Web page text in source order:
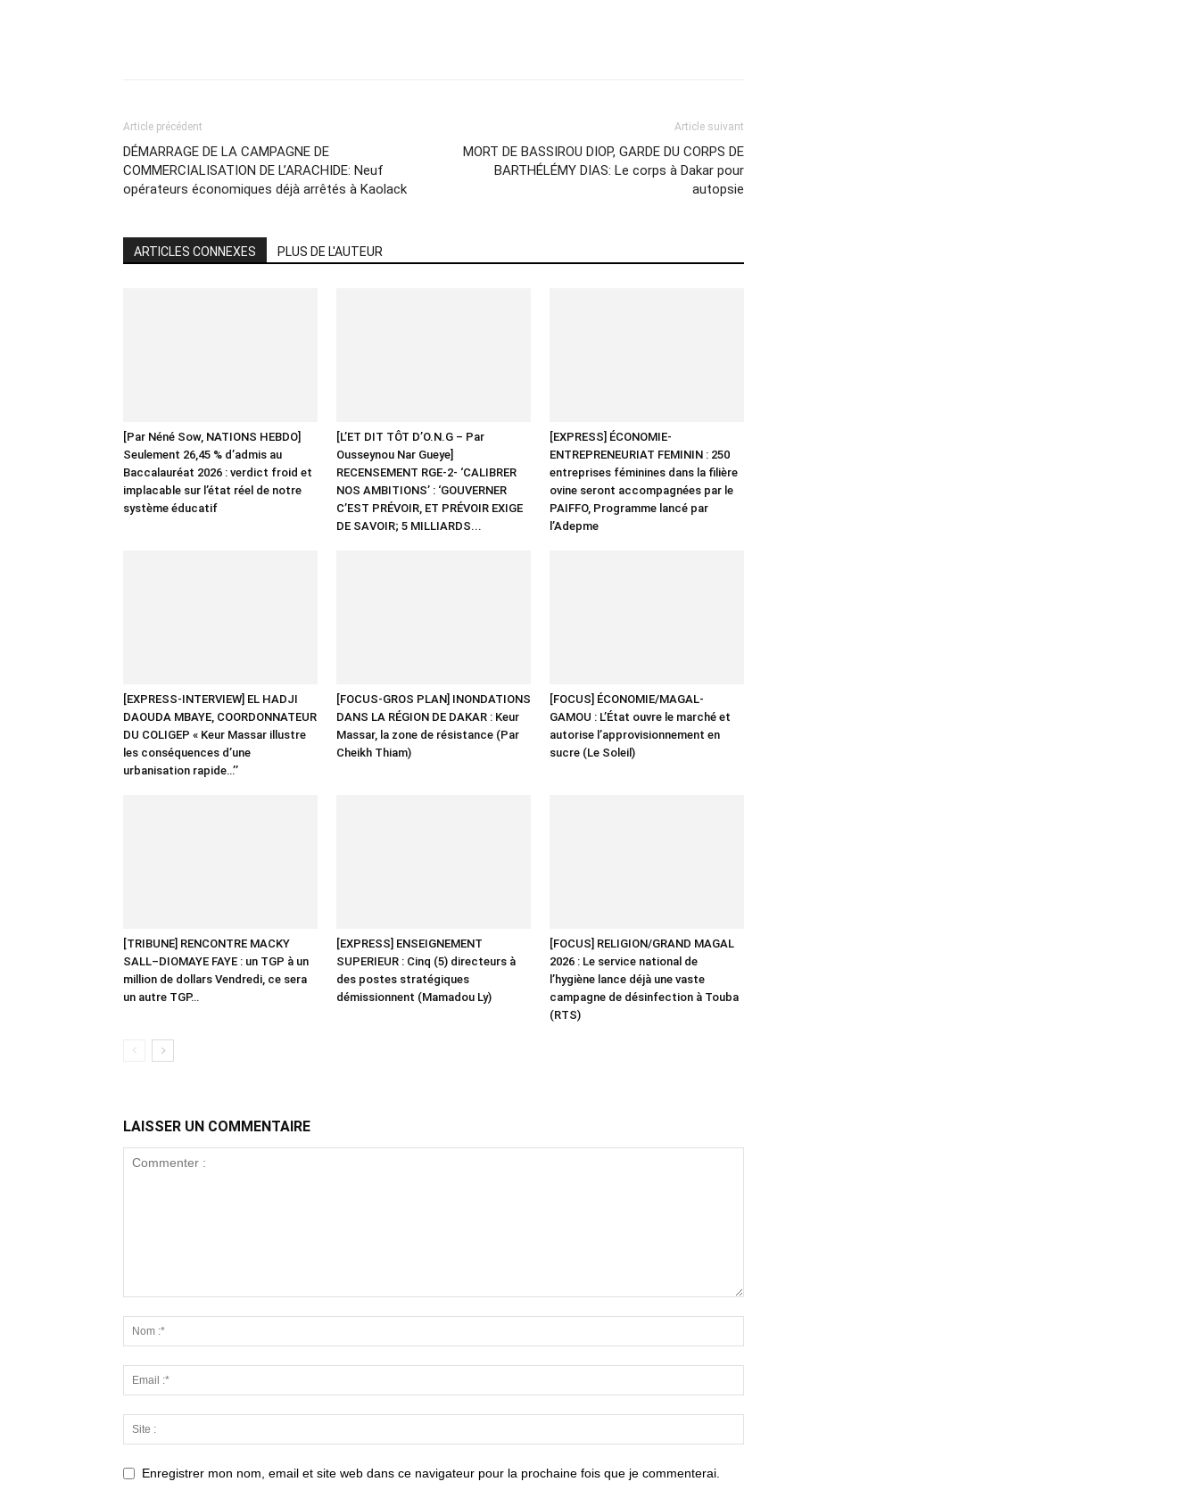
Article précédent
DÉMARRAGE DE LA CAMPAGNE DE
COMMERCIALISATION DE L’ARACHIDE: Neuf
opérateurs économiques déjà arrêtés à Kaolack
Article suivant
MORT DE BASSIROU DIOP, GARDE DU CORPS DE
BARTHÉLÉMY DIAS: Le corps à Dakar pour
autopsie
ARTICLES CONNEXES PLUS DE L'AUTEUR
[Par Néné Sow, NATIONS HEBDO]
Seulement 26,45 % d’admis au
Baccalauréat 2026 : verdict froid et
implacable sur l’état réel de notre
système éducatif
[L’ET DIT TÔT D’O.N.G – Par
Ousseynou Nar Gueye]
RECENSEMENT RGE-2- ‘CALIBRER
NOS AMBITIONS’ : ‘GOUVERNER
C’EST PRÉVOIR, ET PRÉVOIR EXIGE
DE SAVOIR; 5 MILLIARDS...
[EXPRESS] ÉCONOMIE-
ENTREPRENEURIAT FEMININ : 250
entreprises féminines dans la filière
ovine seront accompagnées par le
PAIFFO, Programme lancé par
l’Adepme
[EXPRESS-INTERVIEW] EL HADJI
DAOUDA MBAYE, COORDONNATEUR
DU COLIGEP « Keur Massar illustre
les conséquences d’une
urbanisation rapide…’’
[FOCUS-GROS PLAN] INONDATIONS
DANS LA RÉGION DE DAKAR : Keur
Massar, la zone de résistance (Par
Cheikh Thiam)
[FOCUS] ÉCONOMIE/MAGAL-
GAMOU : L’État ouvre le marché et
autorise l’approvisionnement en
sucre (Le Soleil)
[TRIBUNE] RENCONTRE MACKY
SALL–DIOMAYE FAYE : un TGP à un
million de dollars Vendredi, ce sera
un autre TGP…
[EXPRESS] ENSEIGNEMENT
SUPERIEUR : Cinq (5) directeurs à
des postes stratégiques
démissionnent (Mamadou Ly)
[FOCUS] RELIGION/GRAND MAGAL
2026 : Le service national de
l’hygiène lance déjà une vaste
campagne de désinfection à Touba
(RTS)
LAISSER UN COMMENTAIRE
Enregistrer mon nom, email et site web dans ce navigateur pour la prochaine fois que je commenterai.